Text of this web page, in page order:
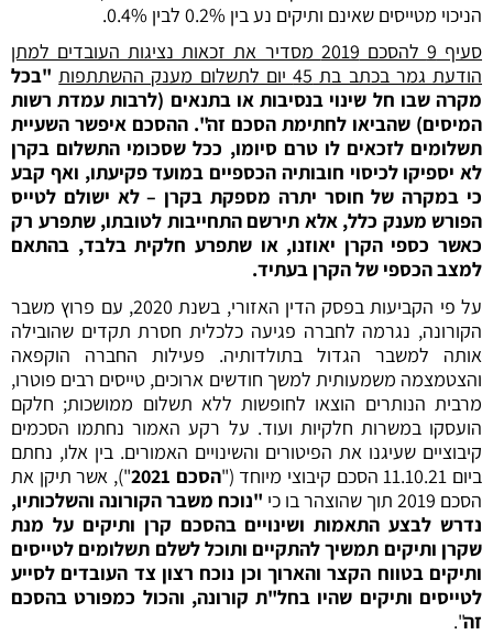
הניכוי מטייסים שאינם ותיקים נע בין 0.2% לבין 0.4%.
סעיף 9 להסכם 2019 מסדיר את זכאות נציגות העובדים למתן
הודעת גמר בכתב בת 45 יום לתשלום מענק ההשתתפות
"בכל
מקרה שבו חל שינוי בנסיבות או בתנאים (לרבות עמדת רשות
המיסים) שהביאו לחתימת הסכם זה". ההסכם איפשר השעיית
תשלומים לזכאים לו טרם סיומו, ככל שסכומי התשלום בקרן
לא יספיקו לכיסוי חובותיה הכספיים במועד פקיעתו, ואף קבע
כי במקרה של חוסר יתרה מספקת בקרן – לא ישולם לטייס
הפורש מענק כלל, אלא תירשם התחייבות לטובתו, שתפרע רק
כאשר כספי הקרן יאוזנו, או שתפרע חלקית בלבד, בהתאם
למצב הכספי של הקרן בעתיד.
על פי הקביעות בפסק הדין האזורי, בשנת 2020, עם פרוץ משבר
הקורונה, נגרמה לחברה פגיעה כלכלית חסרת תקדים שהובילה
אותה למשבר הגדול בתולדותיה. פעילות החברה הוקפאה
והצטמצמה משמעותית למשך חודשים ארוכים, טייסים רבים פוטרו,
מרבית הנותרים הוצאו לחופשות ללא תשלום ממושכות; חלקם
הועסקו במשרות חלקיות ועוד. על רקע האמור נחתמו הסכמים
קיבוציים שעיגנו את הפיטורים והשינויים האמורים. בין אלו, נחתם
ביום 11.10.21 הסכם קיבוצי מיוחד ("
הסכם 2021
"), אשר תיקן את
הסכם 2019 תוך שהוצהר בו כי
"נוכח משבר הקורונה והשלכותיו,
נדרש לבצע התאמות ושינויים בהסכם קרן ותיקים על מנת
שקרן ותיקים תמשיך להתקיים ותוכל לשלם תשלומים לטייסים
ותיקים בטווח הקצר והארוך וכן נוכח רצון צד העובדים לסייע
לטייסים ותיקים שהיו בחל"ת קורונה, והכול כמפורט בהסכם
זה".